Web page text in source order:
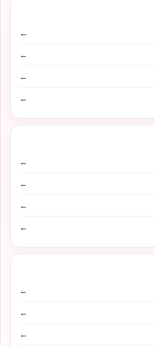
←
←
←
←
←
←
←
←
←
←
←